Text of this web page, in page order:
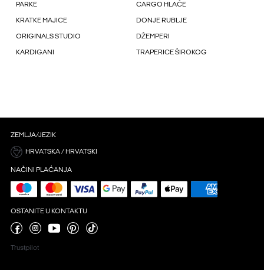
PARKE CARGO HLAČE
KRATKE MAJICE DONJE RUBLJE
ORIGINALS STUDIO DŽEMPERI
KARDIGANI TRAPERICE ŠIROKOG
ZEMLJA/JEZIK
HRVATSKA / HRVATSKI
NAČINI PLAĆANJA
OSTANITE U KONTAKTU
Trustpilot